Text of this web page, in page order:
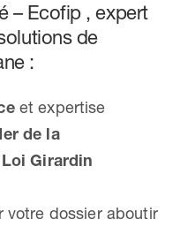
– Ecofip , expert
de
:
et expertise
de la
Girardin
votre dossier aboutir